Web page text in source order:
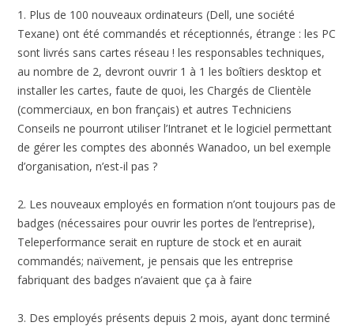
1. Plus de 100 nouveaux ordinateurs (Dell, une société
Texane) ont été commandés et réceptionnés, étrange : les PC
sont livrés sans cartes réseau ! les responsables techniques,
au nombre de 2, devront ouvrir 1 à 1 les boîtiers desktop et
installer les cartes, faute de quoi, les Chargés de Clientèle
(commerciaux, en bon français) et autres Techniciens
Conseils ne pourront utiliser l’Intranet et le logiciel permettant
de gérer les comptes des abonnés Wanadoo, un bel exemple
d’organisation, n’est-il pas ?
2. Les nouveaux employés en formation n’ont toujours pas de
badges (nécessaires pour ouvrir les portes de l’entreprise),
Teleperformance serait en rupture de stock et en aurait
commandés; naïvement, je pensais que les entreprise
fabriquant des badges n’avaient que ça à faire
3. Des employés présents depuis 2 mois, ayant donc terminé